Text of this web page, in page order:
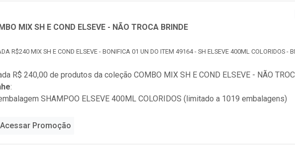
MIX SH E COND ELSEVE - NÃO TROCA BRINDE
R$240 MIX SH E COND ELSEVE - BONIFICA 01 UN DO ITEM 49164 - SH ELSEVE 400ML COLORIDOS -
R$ 240,00 de produtos da coleçãoCOMBO MIX SH E COND ELSEVE - NÃO
:
SHAMPOO ELSEVE 400ML COLORIDOS (limitado a 1019 embalagens)
Acessar Promoção